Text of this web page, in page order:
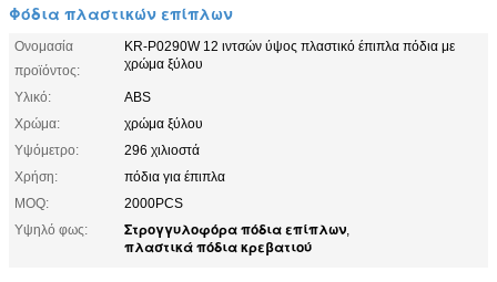
Φόδια πλαστικών επίπλων
Ονομασία
προϊόντος:
KR-P0290W 12 ιντσών ύψος πλαστικό έπιπλα πόδια με
χρώμα ξύλου
Υλικό:
ABS
Χρώμα:
χρώμα ξύλου
Υψόμετρο:
296 χιλιοστά
Χρήση:
πόδια για έπιπλα
MOQ:
2000PCS
Υψηλό φως:
Στρογγυλοφόρα πόδια επίπλων,
πλαστικά πόδια κρεβατιού